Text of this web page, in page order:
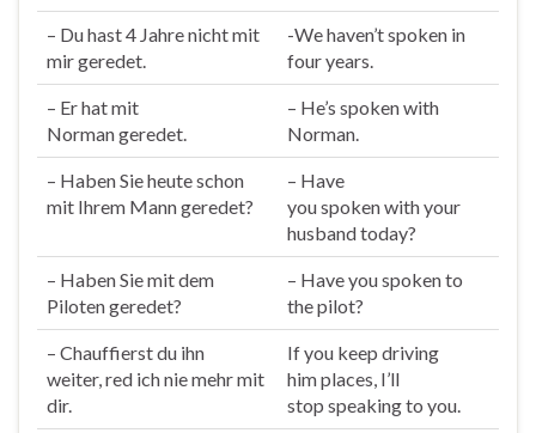
– Du hast 4 Jahre nicht mit
mirgeredet.
-We haven’tspoken in
four years.
– Er hat mit
Normangeredet.
– He’s spokenwith
Norman.
– Haben Sie heute schon
mit Ihrem Manngeredet?
– Have
youspokenwith your
husband today?
– Haben Sie mit dem
Pilotengeredet?
– Have youspokento
the pilot?
– Chauffierst du ihn
weiter,red ich nie mehr mit
dir.
If you keep driving
him places, I’ll
stop speaking to you.